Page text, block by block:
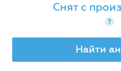
Снят с
?
Найти